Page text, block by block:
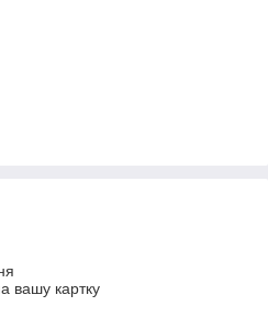
вашу картку